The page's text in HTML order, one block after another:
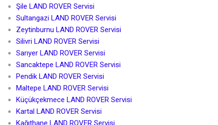
Şile LAND ROVER Servisi
Sultangazi LAND ROVER Servisi
Zeytinburnu LAND ROVER Servisi
Silivri LAND ROVER Servisi
Sarıyer LAND ROVER Servisi
Sancaktepe LAND ROVER Servisi
Pendik LAND ROVER Servisi
Maltepe LAND ROVER Servisi
Küçükçekmece LAND ROVER Servisi
Kartal LAND ROVER Servisi